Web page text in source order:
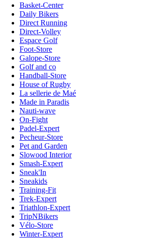
Basket-Center
Daily Bikers
Direct Running
Direct-Volley
Espace Golf
Foot-Store
Galope-Store
Golf and co
Handball-Store
House of Rugby
La sellerie de Maé
Made in Paradis
Nauti-wave
On-Fight
Padel-Expert
Pecheur-Store
Pet and Garden
Slowood Interior
Smash-Expert
Sneak'In
Sneakids
Training-Fit
Trek-Expert
Triathlon-Expert
TripNBikers
Vélo-Store
Winter-Expert